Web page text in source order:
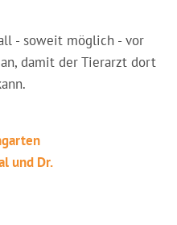
- soweit möglich - vor
damit der Tierarzt dort
und Dr.